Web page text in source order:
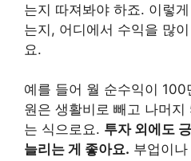
는지 따져봐야 하죠. 이렇
는지, 어디에서 수익을 많
요.
예를 들어 월 순수익이
원은 생활비로 빼고 나머
는 식으로요. 투자 외에도
늘리는 게 좋아요. 부업이